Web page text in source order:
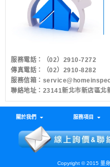
服務電話：
（02）2910-7272
傳真電話：（02）2910-8282
服務信箱：
聯絡地址：23141新北市新店區北
關於我們 服務項目
Copyright © 2015 量